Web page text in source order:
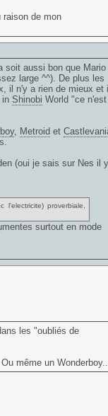
de mon
soit aussi bon que Mario
large ^^). De plus les
il n'y a rien de mieux et il
in Shinobi World "ce n'est
, Metroid et
(oui je sais sur Nes il y
proverbiale,
surtout en mode
les "oubliés de
même un Wonderboy